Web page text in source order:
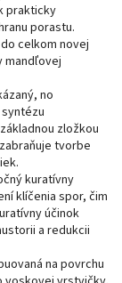
prakticky
porastu.
celkom novej
mandľovej
no
zložkou
tvorbe
kuratívny
klíčenia spor, čim
účinok
a redukcii
na povrchu